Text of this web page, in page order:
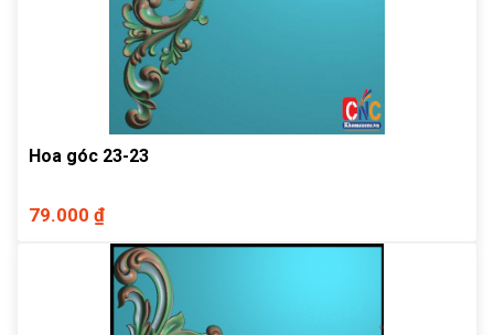
Hoa góc 23-23
79.000 ₫